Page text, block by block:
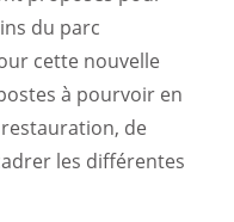
du parc
cette nouvelle
à pourvoir en
de
les différentes